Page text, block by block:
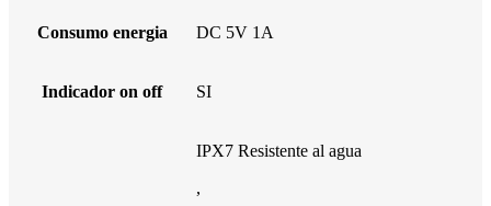
Consumo energia DC 5V 1A
Indicador on off SI
IPX7 Resistente al agua
,